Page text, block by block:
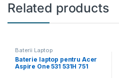
Related products
Baterii Laptop
Baterie laptop pentru Acer
Aspire One 531 531H 751